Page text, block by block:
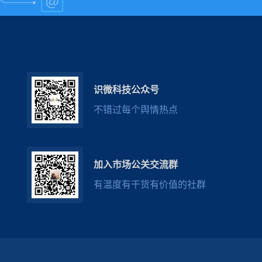
识微科技公众号
不错过每个舆情热点
加入市场公关交流群
有温度有干货有价值的社群